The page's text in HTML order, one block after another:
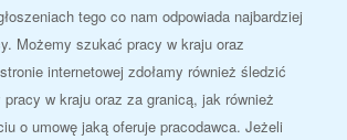
tego co nam odpowiada najbardziej
Możemy szukać pracy w kraju oraz
internetowej zdołamy również śledzić
w kraju oraz za granicą, jak również
o umowę jaką oferuje pracodawca. Jeżeli